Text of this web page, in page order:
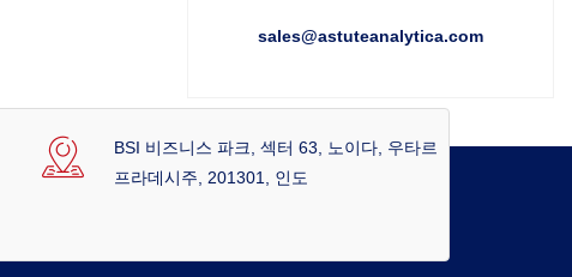
sales@astuteanalytica.com
BSI 비즈니스 파크, 섹터 63, 노이다, 우타르
프라데시주, 201301, 인도